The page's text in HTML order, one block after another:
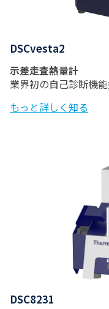
DSCvesta2
示差走査熱量計
業界初の自己診断機
もっと詳しく知る
DSC8231